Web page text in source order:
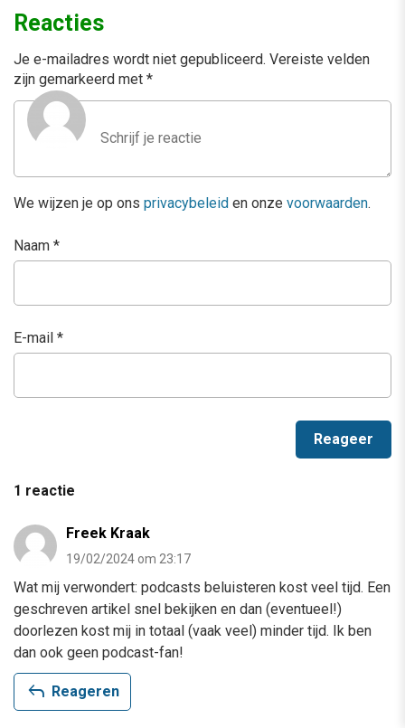
Reacties
Je e-mailadres wordt niet gepubliceerd. Vereiste velden
zijn gemarkeerd met *
We wijzen je op ons privacybeleid en onze voorwaarden.
Naam *
E-mail *
1 reactie
Freek Kraak
19/02/2024 om 23:17
Wat mij verwondert: podcasts beluisteren kost veel tijd. Een
geschreven artikel snel bekijken en dan (eventueel!)
doorlezen kost mij in totaal (vaak veel) minder tijd. Ik ben
dan ook geen podcast-fan!
reply Reageren